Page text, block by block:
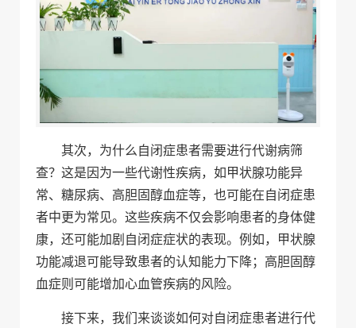
其次，为什么自闭症患者需要进行代谢病筛
查？这是因为一些代谢性疾病，如甲状腺功能异
常、糖尿病、高胆固醇血症等，也可能在自闭症患
者中更为常见。这些疾病不仅会影响患者的身体健
康，还可能加剧自闭症症状的表现。例如，甲状腺
功能减退可能导致患者的认知能力下降；高胆固醇
血症则可能增加心血管疾病的风险。
接下来，我们来谈谈如何对自闭症患者进行代